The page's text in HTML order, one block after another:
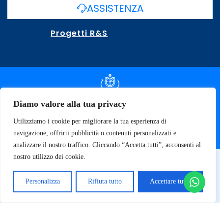
Diamo valore alla tua privacy
Utilizziamo i cookie per migliorare la tua esperienza di
navigazione, offrirti pubblicità o contenuti personalizzati e
analizzare il nostro traffico. Cliccando “Accetta tutti”, acconsenti al
nostro utilizzo dei cookie.
Personalizza Rifiuta tutto Accettare tutto
ASSISTENZA
Progetti R&S
DOCUMENTAZIONE SLA
SPECIFICHE TECNICHE
© 2026 SOFT TECNOLOGY | P.IVA 02137470643
Privacy Policy